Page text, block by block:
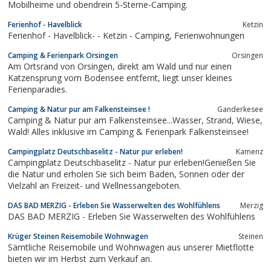
Mobilheime und obendrein 5-Sterne-Camping.
Ferienhof - Havelblick Ketzin
Ferienhof - Havelblick- - Ketzin - Camping, Ferienwohnungen
Camping & Ferienpark Orsingen Orsingen
Am Ortsrand von Orsingen, direkt am Wald und nur einen
Katzensprung vom Bodensee entfernt, liegt unser kleines
Ferienparadies.
Camping & Natur pur am Falkensteinsee ! Ganderkesee
Camping & Natur pur am Falkensteinsee...Wasser, Strand, Wiese,
Wald! Alles inklusive im Camping & Ferienpark Falkensteinsee!
Campingplatz Deutschbaselitz - Natur pur erleben! Kamenz
Campingplatz Deutschbaselitz - Natur pur erleben!Genießen Sie
die Natur und erholen Sie sich beim Baden, Sonnen oder der
Vielzahl an Freizeit- und Wellnessangeboten.
DAS BAD MERZIG - Erleben Sie Wasserwelten des Wohlfühlens Merzig
DAS BAD MERZIG - Erleben Sie Wasserwelten des Wohlfühlens
Krüger Steinen Reisemobile Wohnwagen Steinen
Sämtliche Reisemobile und Wohnwagen aus unserer Mietflotte
bieten wir im Herbst zum Verkauf an.